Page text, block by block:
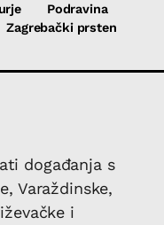
Podravina
Zagrebački prsten
događanja s
Varaždinske,
i